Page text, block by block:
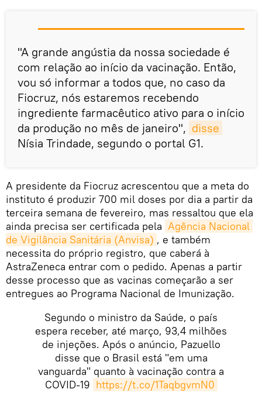
"A grande angústia da nossa sociedade é
com relação ao início da vacinação. Então,
vou só informar a todos que, no caso da
Fiocruz, nós estaremos recebendo
ingrediente farmacêutico ativo para o início
da produção no mês de janeiro", disse
Nísia Trindade, segundo o portal G1.
A presidente da Fiocruz acrescentou que a meta do
instituto é produzir 700 mil doses por dia a partir da
terceira semana de fevereiro, mas ressaltou que ela
ainda precisa ser certificada pela Agência Nacional
de Vigilância Sanitária (Anvisa) , e também
necessita do próprio registro, que caberá à
AstraZeneca entrar com o pedido. Apenas a partir
desse processo que as vacinas começarão a ser
entregues ao Programa Nacional de Imunização.
Segundo o ministro da Saúde, o país
espera receber, até março, 93,4 milhões
de injeções. Após o anúncio, Pazuello
disse que o Brasil está "em uma
vanguarda" quanto à vacinação contra a
COVID-19 https://t.co/1TaqbgvmN0